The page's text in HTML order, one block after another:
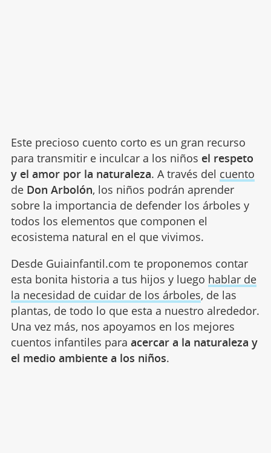
Este precioso cuento corto es un gran recurso
para transmitir e inculcar a los niños el respeto
y el amor por la naturaleza. A través del cuento
deDon Arbolón, los niños podrán aprender
sobre la importancia de defender los árboles y
todos los elementos que componen el
ecosistema natural en el que vivimos.
Desde Guiainfantil.com te proponemos contar
esta bonita historia a tus hijos y luego hablar de
la necesidad de cuidar de los árboles, de las
plantas, de todo lo que esta a nuestro alrededor.
Una vez más, nos apoyamos en los mejores
cuentos infantiles para acercar a la naturaleza y
el medio ambiente a los niños.